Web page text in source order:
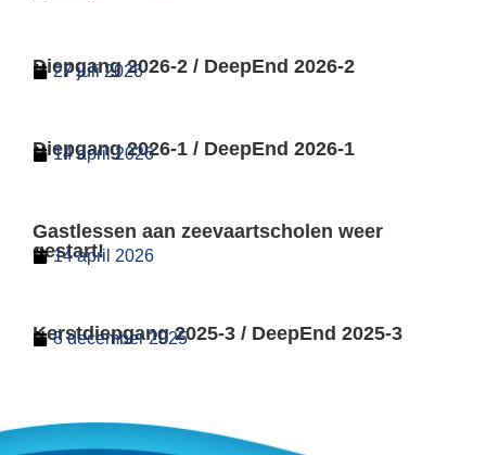
Diepgang 2026-2 / DeepEnd 2026-2
27 juli 2026
Diepgang 2026-1 / DeepEnd 2026-1
14 april 2026
Gastlessen aan zeevaartscholen weer
gestart!
14 april 2026
Kerstdiepgang 2025-3 / DeepEnd 2025-3
8 december 2025